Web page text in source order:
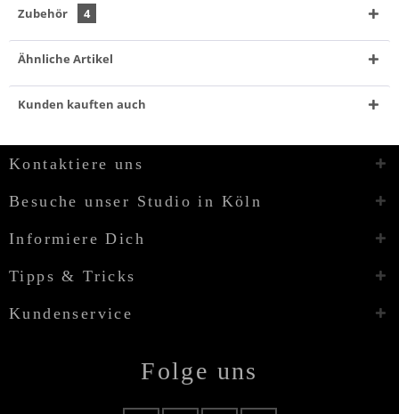
Zubehör 4
Ähnliche Artikel
Kunden kauften auch
Kontaktiere uns
Besuche unser Studio in Köln
Informiere Dich
Tipps & Tricks
Kundenservice
Folge uns